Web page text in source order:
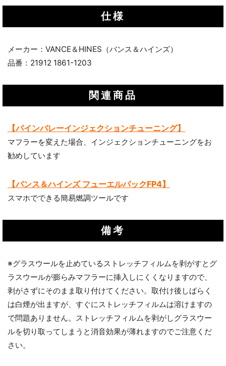
仕様
メーカー：VANCE＆HINES（バンス＆ハインズ）
品番：21912 1861-1203
関連商品
【パインバレーインジェクションチューニング】
マフラーを変えた場合、インジェクションチューニングをお
勧めしています
【バンス＆ハインズ フューエルパックFP4】
スマホでできる簡易燃調ツールです
備考
※グラスウールを止めているストレッチフィルムを剥がすとグ
ラスウールが膨らみマフラーに挿入しにくくなりますので、
剥がさずにそのまま取り付けてください。取付け後しばらく
は白煙が出ますが、すぐにストレッチフィルムは溶けますの
で問題ありません。ストレッチフィルムを剥がしグラスウー
ルを切り取ってしまうと消音効果が薄れますのでご注意くだ
さい。